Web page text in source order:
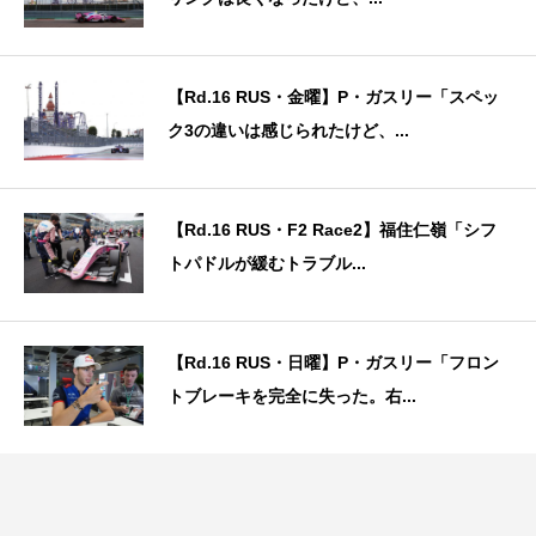
【Rd.16 RUS・金曜】P・ガスリー「スペッ
ク3の違いは感じられたけど、...
【Rd.16 RUS・F2 Race2】福住仁嶺「シフ
トパドルが緩むトラブル...
【Rd.16 RUS・日曜】P・ガスリー「フロン
トブレーキを完全に失った。右...